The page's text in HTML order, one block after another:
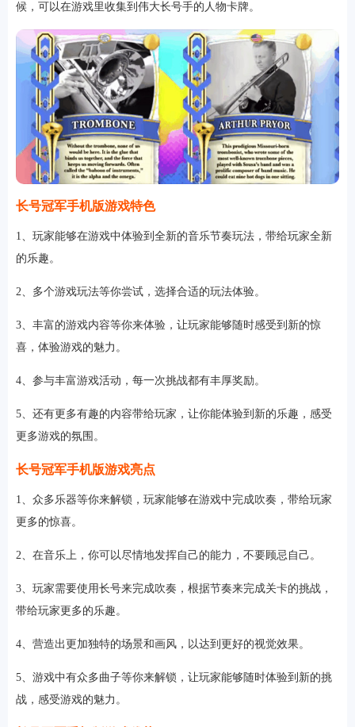
候，可以在游戏里收集到伟大长号手的人物卡牌。
长号冠军手机版游戏特色
1、玩家能够在游戏中体验到全新的音乐节奏玩法，带给玩家全新
的乐趣。
2、多个游戏玩法等你尝试，选择合适的玩法体验。
3、丰富的游戏内容等你来体验，让玩家能够随时感受到新的惊
喜，体验游戏的魅力。
4、参与丰富游戏活动，每一次挑战都有丰厚奖励。
5、还有更多有趣的内容带给玩家，让你能体验到新的乐趣，感受
更多游戏的氛围。
长号冠军手机版游戏亮点
1、众多乐器等你来解锁，玩家能够在游戏中完成吹奏，带给玩家
更多的惊喜。
2、在音乐上，你可以尽情地发挥自己的能力，不要顾忌自己。
3、玩家需要使用长号来完成吹奏，根据节奏来完成关卡的挑战，
带给玩家更多的乐趣。
4、营造出更加独特的场景和画风，以达到更好的视觉效果。
5、游戏中有众多曲子等你来解锁，让玩家能够随时体验到新的挑
战，感受游戏的魅力。